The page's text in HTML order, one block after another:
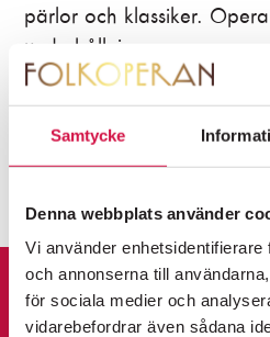
Samtycke
Denna webbplats använder
Vi använder
och annonserna till
för sociala medier och
vidarebefordrar även sådana
pärlor och klassiker.
underhållning.
Information om
erbjudanden